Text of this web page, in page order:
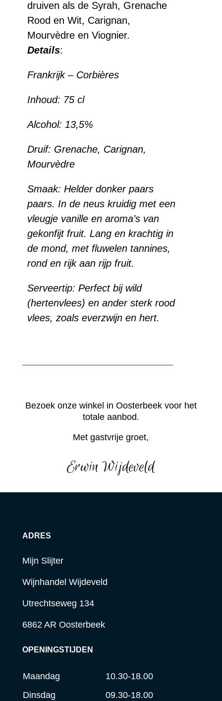
druiven als de Syrah, Grenache
Rood en Wit, Carignan,
Mourvèdre en Viognier.
Details:
Frankrijk – Corbières
Inhoud: 75 cl
Alcohol: 13,5%
Druif: Grenache, Carignan,
Mourvèdre
Smaak: Helder donker paars
paars. In de neus kruidig met een
vleugje vanille en aroma’s van
gekonfijt fruit. Lang en krachtig in
de mond, met fluwelen tannines,
rond en rijk aan rijp fruit.
Serveertip: Perfect bij wild
(hertenvlees) en ander sterk rood
vlees, zoals everzwijn en hert.
Bezoek onze winkel in Oosterbeek voor het
totale aanbod.
Met gastvrije groet,
Erwin Wijdeveld
ADRES
Mijn Slijter
Wijnhandel Wijdeveld
Utrechtseweg 134
6862 AR Oosterbeek
OPENINGSTIJDEN
Maandag
10.30-18.00
Dinsdag
09.30-18.00